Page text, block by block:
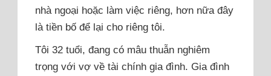
nhà ngoại hoặc làm việc riêng, hơn nữa đây
là tiền bố để lại cho riêng tôi.
Tôi 32 tuổi, đang có mâu thuẫn nghiêm
trọng với vợ về tài chính gia đình. Gia đình